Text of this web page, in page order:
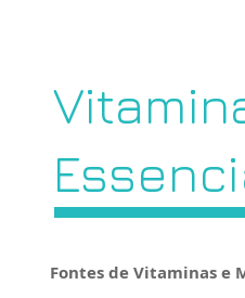
Fontes de Vitaminas e